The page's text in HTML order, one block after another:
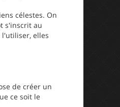
célestes. On
s'inscrit au
elles
de créer un
ce soit le